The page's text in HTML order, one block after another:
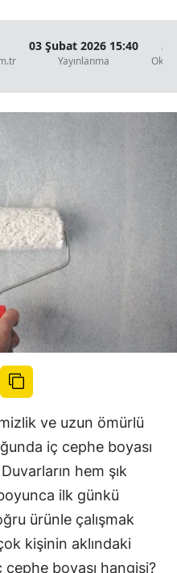
03 Şubat 2026 15:40
Yayınlanma
2
ve uzun ömürlü
iç cephe boyası
hem şık
ilk günkü
ürünle çalışmak
kişinin aklındaki
boyası hangisi?